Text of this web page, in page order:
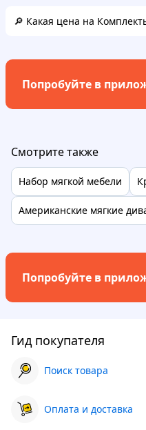
🔎 Какая цена на
Попробуйте в
Смотрите также
Набор мягкой мебели
Американские мягкие
Попробуйте в
Гид покупателя
Поиск товара
Оплата и доставка